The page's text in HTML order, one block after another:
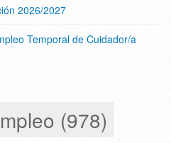
2026/2027
Temporal de Cuidador/a
(978)